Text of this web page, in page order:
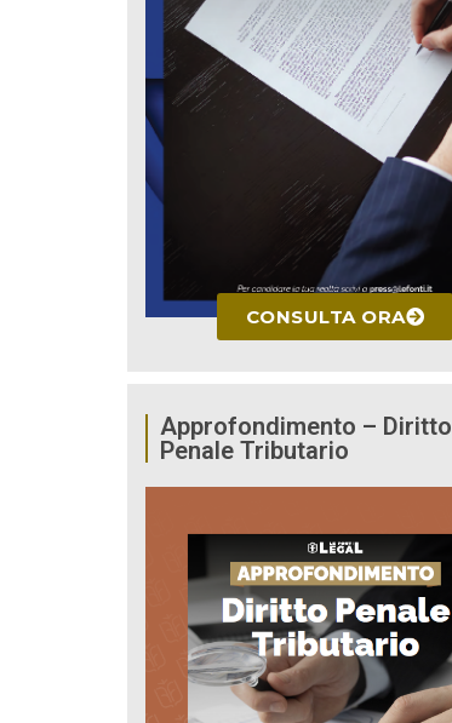
CONSULTA ORA
Approfondimento – Diritto
Penale Tributario